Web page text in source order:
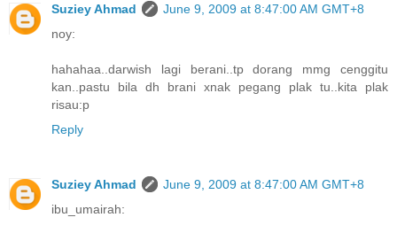
Suziey Ahmad
June 9, 2009 at 8:47:00 AM GMT+8
noy:
hahahaa..darwish lagi berani..tp dorang mmg cenggitu
kan..pastu bila dh brani xnak pegang plak tu..kita plak
risau:p
Reply
Suziey Ahmad
June 9, 2009 at 8:47:00 AM GMT+8
ibu_umairah: